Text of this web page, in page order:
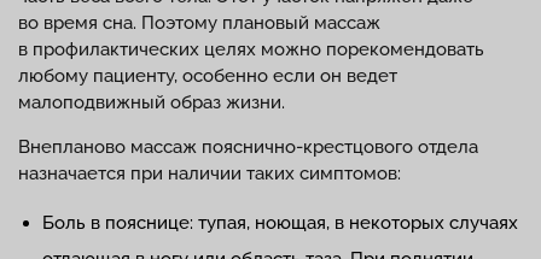
во время сна. Поэтому плановый массаж
в профилактических целях можно порекомендовать
любому пациенту, особенно если он ведет
малоподвижный образ жизни.
Внепланово массаж пояснично-крестцового отдела
назначается при наличии таких симптомов:
Боль в пояснице: тупая, ноющая, в некоторых случаях